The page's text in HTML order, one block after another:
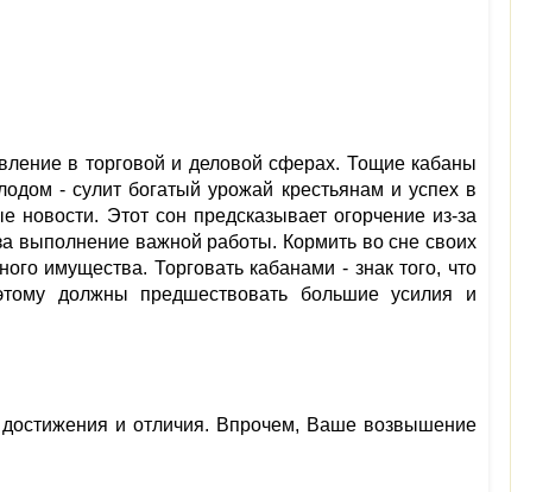
в торговой и деловой сферах. Тощие кабаны
- сулит богатый урожай крестьянам и успех в
Этот сон предсказывает огорчение из-за
выполнение важной работы. Кормить во сне своих
имущества. Торговать кабанами - знак того, что
должны предшествовать большие усилия и
и отличия. Впрочем, Ваше возвышение